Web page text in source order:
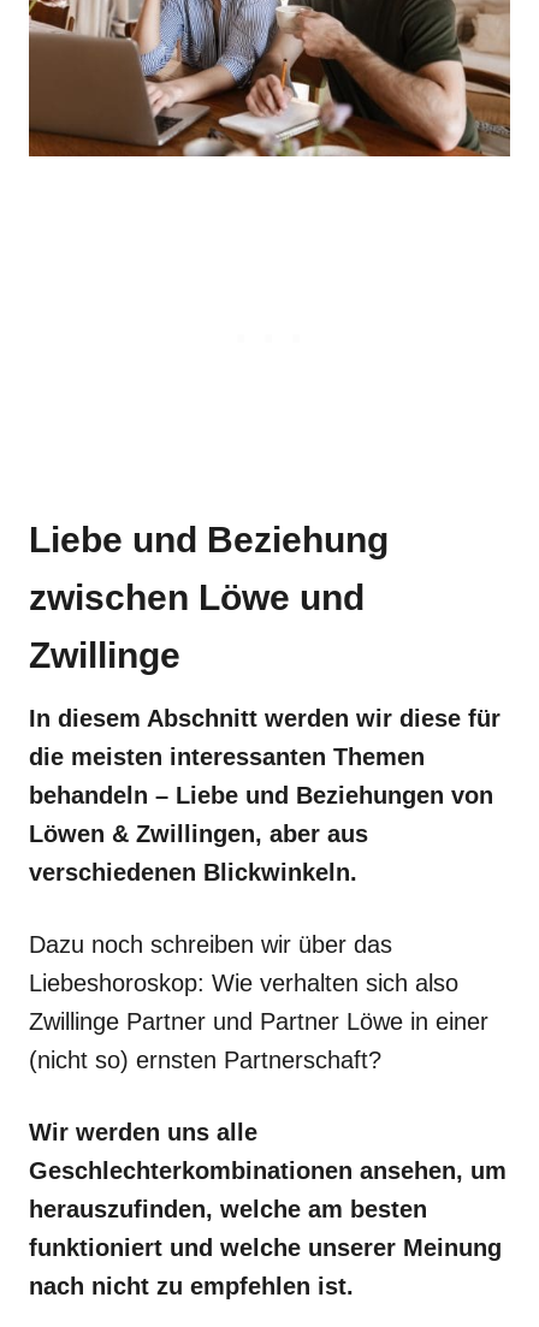
Liebe und Beziehung
zwischen Löwe und
Zwillinge
In diesem Abschnitt werden wir diese für
die meisten interessanten Themen
behandeln – Liebe und Beziehungen von
Löwen & Zwillingen, aber aus
verschiedenen Blickwinkeln.
Dazu noch schreiben wir über das
Liebeshoroskop: Wie verhalten sich also
Zwillinge Partner und Partner Löwe in einer
(nicht so) ernsten Partnerschaft?
Wir werden uns alle
Geschlechterkombinationen ansehen, um
herauszufinden, welche am besten
funktioniert und welche unserer Meinung
nach nicht zu empfehlen ist.